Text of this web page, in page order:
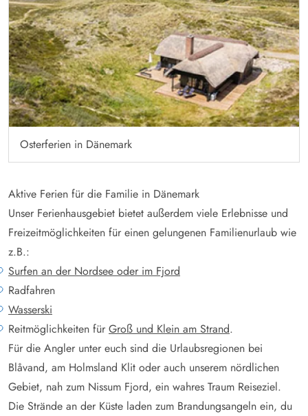
Osterferien in Dänemark
Aktive Ferien für die Familie in Dänemark
Unser Ferienhausgebiet bietet außerdem viele Erlebnisse und
Freizeitmöglichkeiten für einen gelungenen Familienurlaub wie
z.B.:
Surfen an der Nordsee oder im Fjord
Radfahren
Wasserski
Reitmöglichkeiten für Groß und Klein am Strand.
Für die Angler unter euch sind die Urlaubsregionen bei
Blåvand, am Holmsland Klit oder auch unserem nördlichen
Gebiet, nah zum Nissum Fjord, ein wahres Traum Reiseziel.
Die Strände an der Küste laden zum Brandungsangeln ein, du